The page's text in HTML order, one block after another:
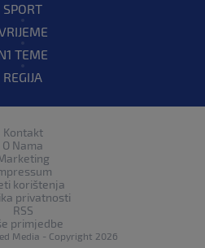
SPORT
TEME
REGIJA
Kontakt
O Nama
korištenja
privatnosti
RSS
primjedbe
Media - Copyright 2026